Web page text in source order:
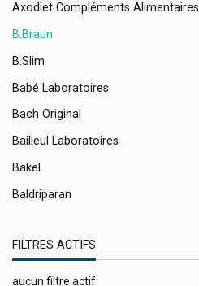
Axodiet Compléments Alimentaires
B.braun
B.slim
Babé Laboratoires
Bach Original
Bailleul Laboratoires
Bakel
Baldriparan
Bano
Barburys Rasage Hommes
FILTRES ACTIFS
aucun filtre actif